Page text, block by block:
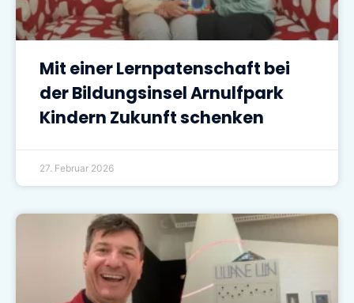
Mit einer Lernpatenschaft bei
der Bildungsinsel Arnulfpark
Kindern Zukunft schenken
27. Februar 2026